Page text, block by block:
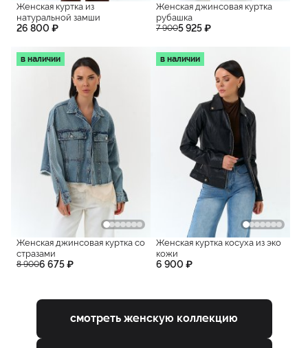
Женская куртка из
натуральной замши
26 800 ₽
Женская джинсовая куртка
рубашка
7 9005 925 ₽
в наличии
Женская джинсовая куртка со
стразами
8 9006 675 ₽
в наличии
Женская куртка косуха из эко
кожи
6 900 ₽
смотреть женскую коллекцию